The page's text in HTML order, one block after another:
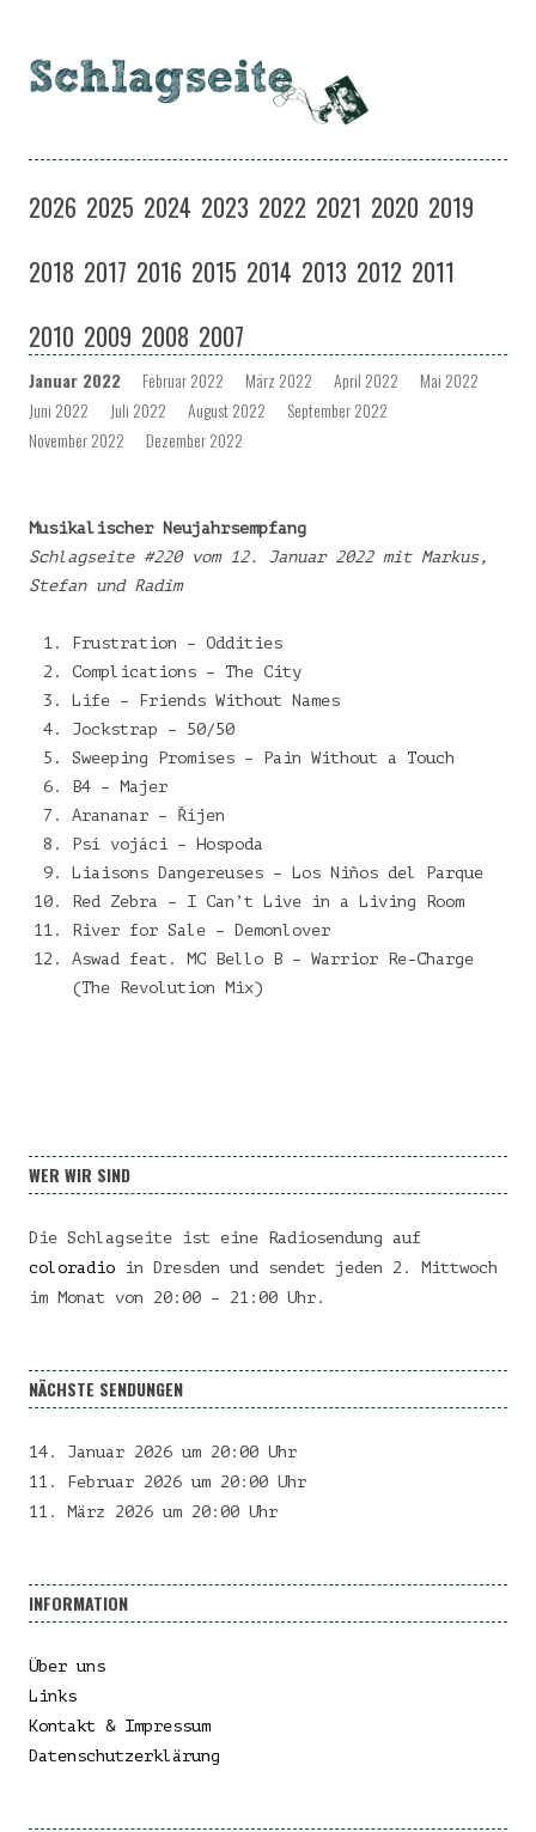
Zum
springen
2026 2025 2024 2023 2022 2021 2020 2019
2018 2017 2016 2015 2014 2013 2012 2011
2010 2009 2008 2007
Januar 2022 Februar 2022 März 2022 April 2022
Mai 2022
Juni 2022
Juli 2022 August 2022
September 2022
November 2022
Dezember 2022
Musikalischer Neujahrsempfang
Schlagseite #220 vom 12. Januar 2022 mit Markus,
Stefan und Radim
Frustration – Oddities
Complications – The City
Life – Friends Without Names
Jockstrap – 50/50
Sweeping Promises – Pain Without a Touch
B4 – Majer
Arananar – Říjen
Psí vojáci – Hospoda
Liaisons Dangereuses – Los Niños del Parque
Red Zebra – I Can’t Live in a Living Room
River for Sale – Demonlover
Aswad feat. MC Bello B – Warrior Re-Charge
(The Revolution Mix)
WER WIR SIND
Die Schlagseite ist eine Radiosendung auf
coloradio in Dresden und sendet jeden 2. Mittwoch
im Monat von 20:00 – 21:00 Uhr.
NÄCHSTE SENDUNGEN
14. Januar 2026 um 20:00 Uhr
11. Februar 2026 um 20:00 Uhr
11. März 2026 um 20:00 Uhr
INFORMATION
Über uns
Links
Kontakt & Impressum
Datenschutzerklärung